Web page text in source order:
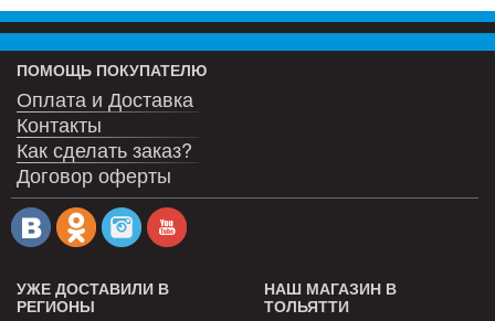
ПОМОЩЬ ПОКУПАТЕЛЮ
Оплата и Доставка
Контакты
Как сделать заказ?
Договор оферты
УЖЕ ДОСТАВИЛИ В
РЕГИОНЫ
НАШ МАГАЗИН В
ТОЛЬЯТТИ